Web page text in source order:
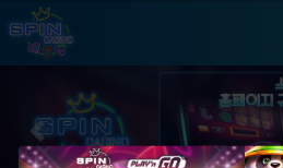
게임
Previous